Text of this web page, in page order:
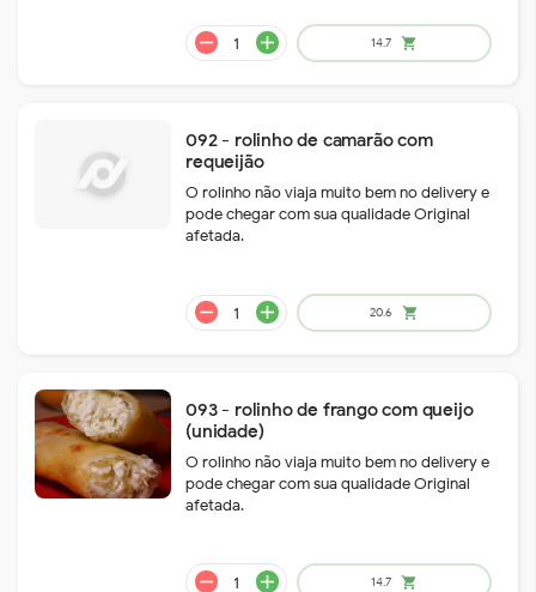
remove add 61.6
remove add 14.6
092 - rolinho de camarão com
requeijão
O rolinho não viaja muito bem no delivery e
pode chegar com sua qualidade Original
afetada.
093 - rolinho de frango com queijo
(unidade)
O rolinho não viaja muito bem no delivery e
pode chegar com sua qualidade Original
afetada.